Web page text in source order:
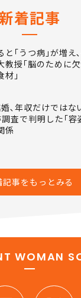
着記事
と｢うつ病｣が増え
授｢脳のために
材｣
婚､年収だけでは
査で判明した｢容
係
記事をもっとみる
WOMAN